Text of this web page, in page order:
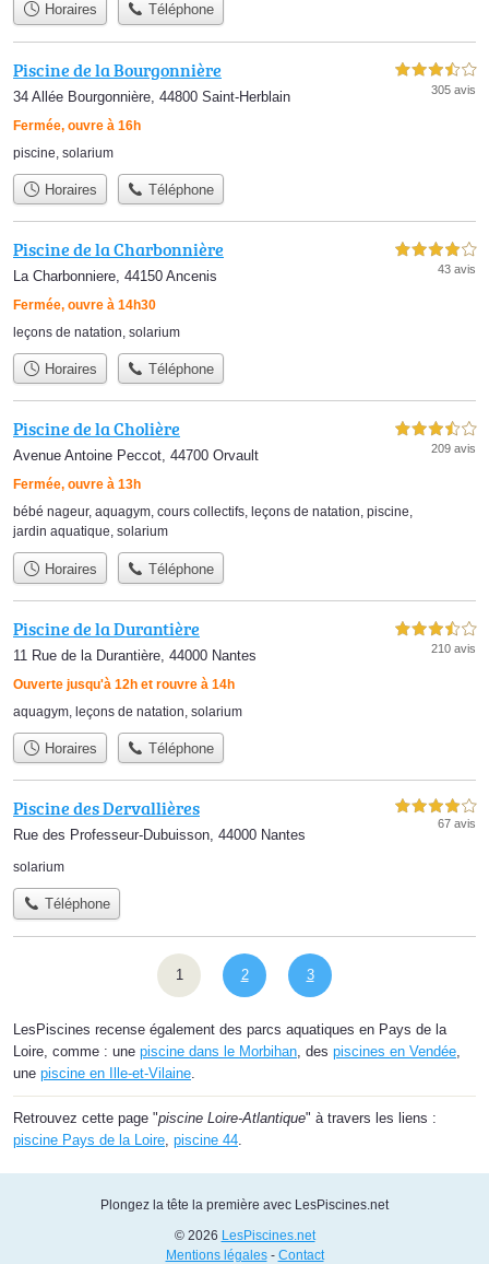
Horaires Téléphone
Piscine de la Bourgonnière
34 Allée Bourgonnière, 44800 Saint-Herblain
Fermée, ouvre à 16h
3,5 étoiles sur 5
305 avis
piscine solarium
Horaires Téléphone
Piscine de la Charbonnière
La Charbonniere, 44150 Ancenis
Fermée, ouvre à 14h30
4,0 étoiles sur 5
43 avis
leçons de natation, solarium
Horaires Téléphone
Piscine de la Cholière
Avenue Antoine Peccot, 44700 Orvault
Fermée, ouvre à 13h
3,5 étoiles sur 5
209 avis
bébé nageur, aquagym, cours collectifs, leçons de natation, piscine,
jardin aquatique, solarium
Horaires Téléphone
Piscine de la Durantière
11 Rue de la Durantière, 44000 Nantes
Ouverte jusqu'à 12h et rouvre à 14h
3,5 étoiles sur 5
210 avis
aquagym leçons de natation solarium
Horaires Téléphone
Piscine des Dervallières
Rue des Professeur-Dubuisson, 44000 Nantes
4,0 étoiles sur 5
67 avis
solarium
Téléphone
1 2 3
LesPiscines recense également des parcs aquatiques en Pays de la
Loire, comme : une piscine dans le Morbihan , des piscines en Vendée
une piscine en Ille-et-Vilaine
Retrouvez cette page "piscine Loire-Atlantique" à travers les liens :
piscine Pays de la Loire piscine 44
Plongez la tête la première avec LesPiscines.net
© 2026 LesPiscines.net
Mentions légales- Contact